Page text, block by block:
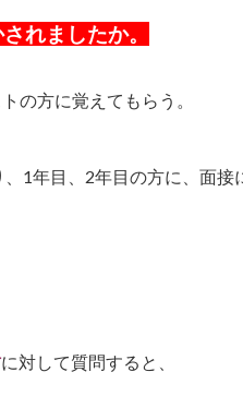
れましたか。
の方に覚えてもらう。
1年目、2年目の方に、面
に対して質問すると、